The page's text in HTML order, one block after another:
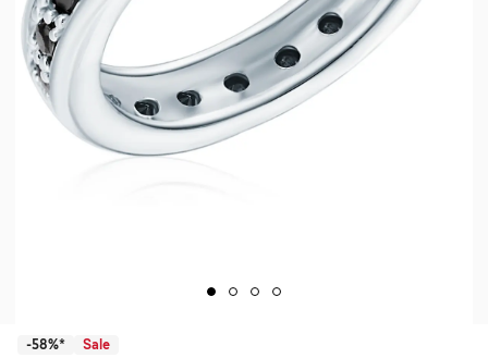
-58%* Sale